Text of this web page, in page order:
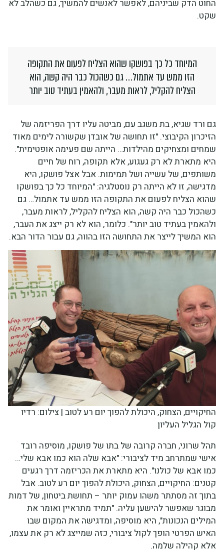
החוט הדק שביניהם, לאפשר לאנשים להמשיך, גם כשהלב לא
שקט.
המיוחד כל כך בפושקו שהוא הצליח לפעום את התקופה
הזו ממש עד אתמול… גם כשהכול כבר היה קשה, הוא
הצליח להקליל, לראות מעבר, ולהאמין בעתיד טוב יותר
גם ורד שגיא, בת משגב עם, מביטה עליו דרך הפריזמה של
הזיכרון הקיבוצי. "זו תחושה של אובדן שקשורה לימים מאוד
שמחים ומצחיקים מהילדות… הייתה שם פעימה אופטימית".
היא מתארת לא רק געגוע, אלא תקופה, רוח של חיים
משותפים, של עשייה ושל תמימות. אבל אצל פושקו, היא
מדגישה, זו לא הייתה רק נוסטלגיה: "המיוחד כל כך בפושקו
שהוא הצליח לפעום את התקופה הזו ממש עד אתמול… גם
כשהכול כבר היה קשה, הוא הצליח להקליל, לראות מעבר,
ולהאמין בעתיד טוב יותר". כלומר, הוא לא רק ייצג את העבר,
הוא המשיך לייצר את התחושה הזו בהווה, גם עבור הדור הבא.
החיקויים, הצחוק, היכולת להפוך יום רע לטוב | צילום: רדיו
קול הגליל העליון
תהל שרוני, חברה קרובה של בתו של פושקו, מוסיפה רובד
אישי שמתרחב מיד לציבורי: "אבא שלה הוא כמו אבא שלי…
כמו אבא של כולנו". היא מתארת את הכריזמה דרך רגעים
קטנים: החיקויים, הצחוק, היכולת להפוך יום רע לטוב. אבל
בתוך זה מסתתר משהו עמוק יותר – תחושת ביטחון, של דמות
מבוגר שאפשר להישען עליה. "תמיד מתראיין ואומר את
המילים הנכונות", היא מוסיפה, ומדגישה את המקום שבו
האיש הפרטי הופך לקול ציבורי, כזה שמייצג לא רק את עצמו,
אלא קהילה שלמה.